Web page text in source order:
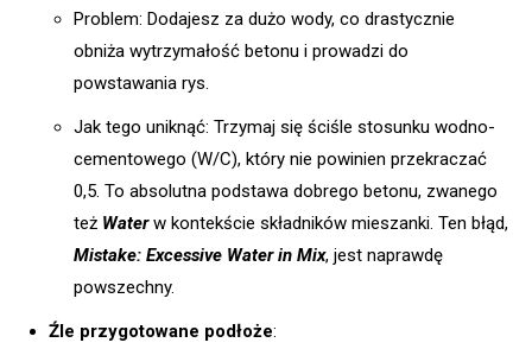
Problem: Dodajesz za dużo wody, co drastycznie
obniża wytrzymałość betonu i prowadzi do
powstawania rys.
Jak tego uniknąć: Trzymaj się ściśle stosunku wodno-
cementowego (W/C), który nie powinien przekraczać
0,5. To absolutna podstawa dobrego betonu, zwanego
też Waterw kontekście składników mieszanki. Ten błąd,
Mistake: Excessive Water in Mix, jest naprawdę
powszechny.
Źle przygotowane podłoże: